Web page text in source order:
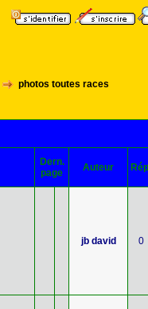
photos toutes races
Dern.
page
Auteur
jb david 0